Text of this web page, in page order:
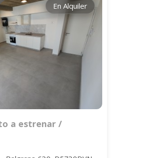
En Alquiler
a estrenar /